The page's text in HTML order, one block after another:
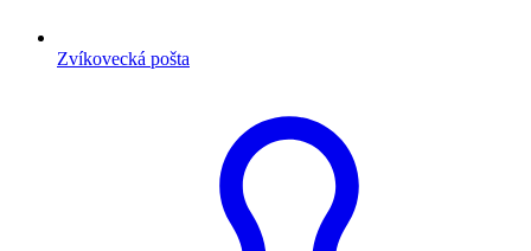
Zvíkovecká pošta